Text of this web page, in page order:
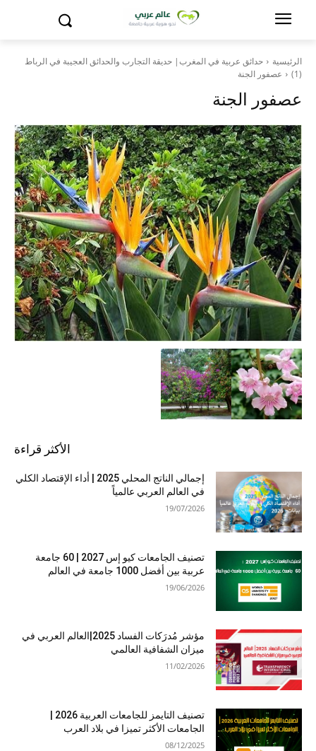
الرئيسية
حدائق عربية في المغرب| حديقة التجارب والحدائق العجيبة في الرباط
(1)
عصفور الجنة
عصفور الجنة
الأكثر قراءة
إجمالي الناتج المحلي 2025 | أداء الإقتصاد الكلي
في العالم العربي عالمياً
19/07/2026
تصنيف الجامعات كيو إس 2027 | 60 جامعة
عربية بين أفضل 1000 جامعة في العالم
19/06/2026
مؤشر مُدرَكات الفساد 2025|العالم العربي في
ميزان الشفافية العالمي
11/02/2026
الجامعات الأكثر تميزا في بلاد العرب
08/12/2025